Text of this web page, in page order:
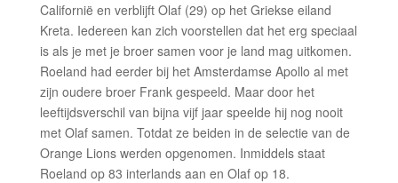
Californië en verblijft Olaf (29) op het Griekse eiland
Kreta. Iedereen kan zich voorstellen dat het erg speciaal
is als je met je broer samen voor je land mag uitkomen.
Roeland had eerder bij het Amsterdamse Apollo al met
zijn oudere broer Frank gespeeld. Maar door het
leeftijdsverschil van bijna vijf jaar speelde hij nog nooit
met Olaf samen. Totdat ze beiden in de selectie van de
Orange Lions werden opgenomen. Inmiddels staat
Roeland op 83 interlands aan en Olaf op 18.